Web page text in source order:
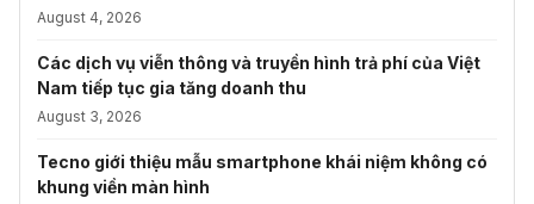
August 4, 2026
Các dịch vụ viễn thông và truyền hình trả phí của Việt
Nam tiếp tục gia tăng doanh thu
August 3, 2026
Tecno giới thiệu mẫu smartphone khái niệm không có
khung viền màn hình